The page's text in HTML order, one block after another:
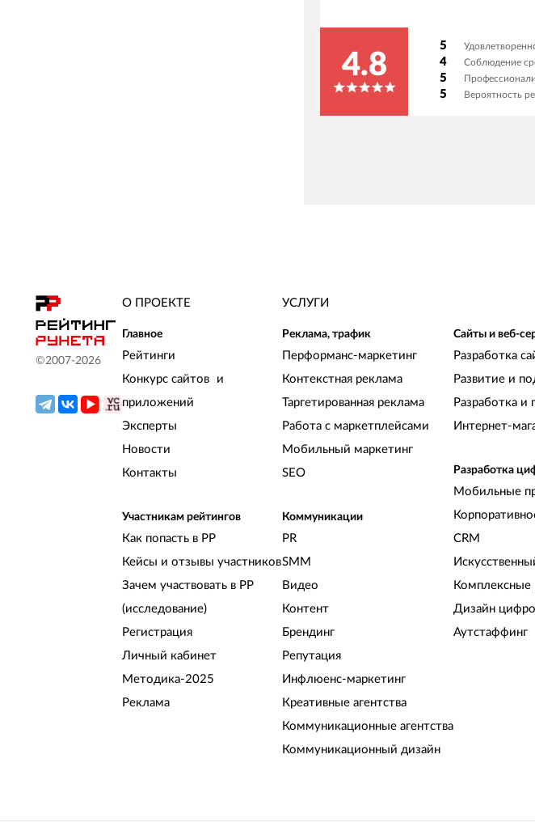
4.8
5
4 Соблюдение
5
5 Вероятность
©2007-2026
О ПРОЕКТЕ
Главное
Рейтинги
Конкурс сайтов и
приложений
Эксперты
Новости
Контакты
Участникам рейтингов
Как попасть в РР
Кейсы и отзывы участников
Зачем участвовать в РР
(исследование)
Регистрация
Личный кабинет
Методика-2025
Реклама
УСЛУГИ
Реклама, трафик
Перформанс-маркетинг
Контекстная реклама
Таргетированная реклама
Работа с маркетплейсами
Мобильный маркетинг
SEO
Коммуникации
PR
SMM
Видео
Контент
Брендинг
Репутация
Инфлюенс-маркетинг
Креативные агентства
Коммуникационные агентства
Коммуникационный дизайн
Сайты и веб-
Разработка
Развитие и
Разработка и
Интернет-
Разработка
Мобильные
CRM
Комплексные
Дизайн
Аутстаффинг